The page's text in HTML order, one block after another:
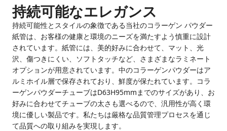
持続可能なエレガンス
持続可能性とスタイルの象徴である当社のコラーゲン パウダー
紙管は、お客様の健康と環境のニーズを満たすよう慎重に設計
されています。紙管には、美的好みに合わせて、マット、光
沢、傷つきにくい、ソフトタッチなど、さまざまなラミネート
オプションが用意されています。中のコラーゲンパウダーはア
ルミホイル層で保存されており、鮮度が保たれています。コラ
ーゲンパウダーチューブはD63H95mmまでのサイズがあり、お
好みに合わせてチューブの太さも選べるので、汎用性が高く環
境に優しい製品です。私たちは厳格な品質管理プロセスを通じ
て品質への取り組みを実現します。